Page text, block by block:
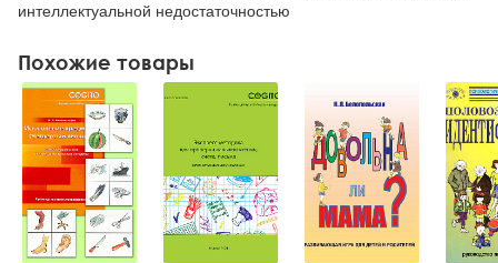
интеллектуальной недостаточностью
Похожие товары